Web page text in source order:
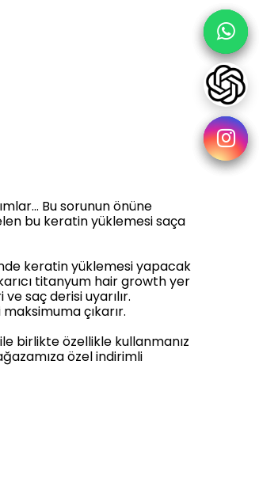
Bu sorunun önüne
bu keratin yüklemesi saça
keratin yüklemesi yapacak
titanyum hair growth yer
saç derisi uyarılır.
çıkarır.
birlikte özellikle kullanmanız
özel indirimli